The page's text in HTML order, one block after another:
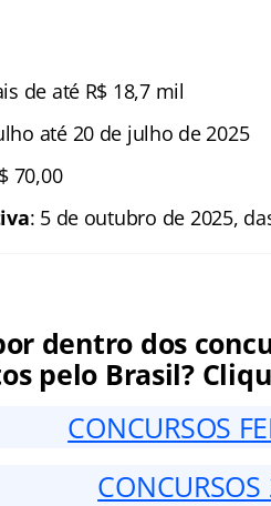
de até R$ 18,7 mil
até 20 de julho de 2025
70,00
: 5 de outubro de 2025,
dentro dos
pelo Brasil?
CONCURSOS